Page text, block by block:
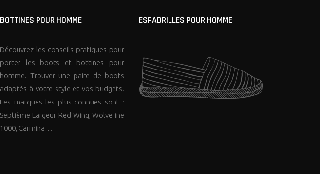
BOTTINES POUR HOMME
Découvrez les conseils pratiques pour
porter les boots et bottines pour
homme. Trouver une paire de boots
adaptés à votre style et vos budgets.
Les marques les plus connues sont :
Septième Largeur, Red Wing, Wolverine
1000, Carmina…
ESPADRILLES POUR HOMME